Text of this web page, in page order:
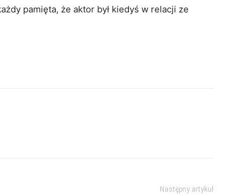
pamięta, że aktor był kiedyś w relacji ze
Następny artykuł